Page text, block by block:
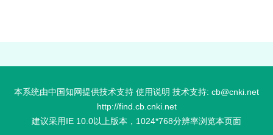
本系统由中国知网提供技术支持 使用说明 技术支持: cb@cnki.net
http://find.cb.cnki.net
建议采用IE 10.0以上版本，1024*768分辨率浏览本页面